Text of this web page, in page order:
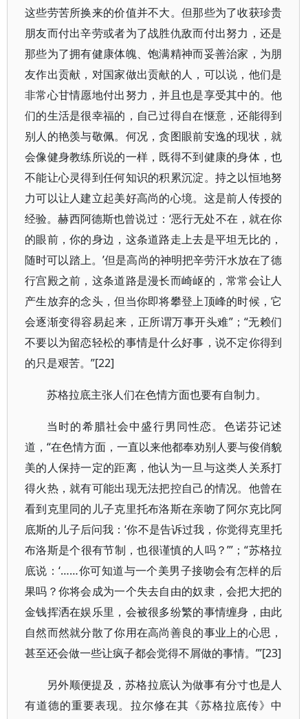
这些劳苦所换来的价值并不大。但那些为了收获珍贵
朋友而付出辛劳或者为了战胜仇敌而付出努力，还是
那些为了拥有健康体魄、饱满精神而妥善治家，为朋
友作出贡献，对国家做出贡献的人，可以说，他们是
非常心甘情愿地付出努力，并且也是享受其中的。他
们的生活是很幸福的，自己过得自在惬意，还能得到
别人的艳羡与敬佩。何况，贪图眼前安逸的现状，就
会像健身教练所说的一样，既得不到健康的身体，也
不能让心灵得到任何知识的积累沉淀。持之以恒地努
力可以让人建立起美好高尚的心境。这是前人传授的
经验。赫西阿德斯也曾说过：‘恶行无处不在，就在你
的眼前，你的身边，这条道路走上去是平坦无比的，
随时可以踏上。’但是高尚的神明把辛劳汗水放在了德
行宫殿之前，这条道路是漫长而崎岖的，常常会让人
产生放弃的念头，但当你即将攀登上顶峰的时候，它
会逐渐变得容易起来，正所谓万事开头难”；“无赖们
不要以为留恋轻松的事情是什么好事，说不定你得到
的只是艰苦。”[22]
苏格拉底主张人们在色情方面也要有自制力。
当时的希腊社会中盛行男同性恋。色诺芬记述
道，“在色情方面，一直以来他都奉劝别人要与俊俏貌
美的人保持一定的距离，他认为一旦与这类人关系打
得火热，就有可能出现无法把控自己的情况。他曾在
看到克里同的儿子克里托布洛斯在亲吻了阿尔克比阿
底斯的儿子后问我：‘你不是告诉过我，你觉得克里托
布洛斯是个很有节制，也很谨慎的人吗？’”；“苏格拉
底说：‘……你可知道与一个美男子接吻会有怎样的后
果吗？你将会成为一个失去自由的奴隶，会把大把的
金钱挥洒在娱乐里，会被很多纷繁的事情缠身，由此
自然而然就分散了你用在高尚善良的事业上的心思，
甚至还会做一些让疯子都会觉得不屑做的事情。’”[23]
另外顺便提及，苏格拉底认为做事有分寸也是人
有道德的重要表现。拉尔修在其《苏格拉底传》中